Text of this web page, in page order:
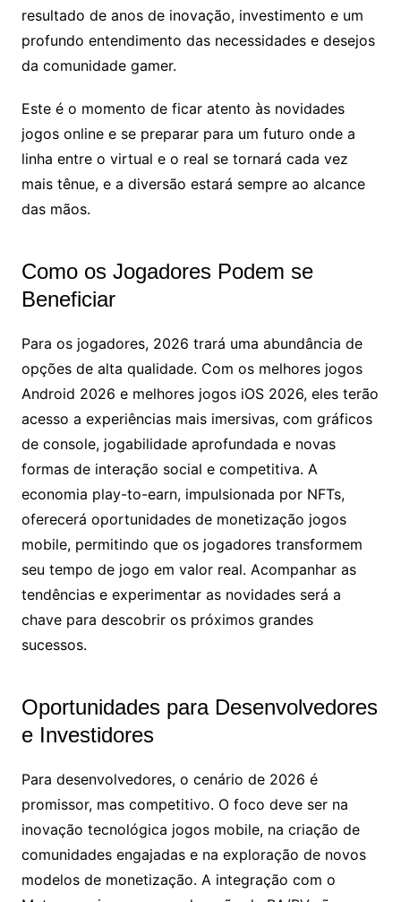
resultado de anos de inovação, investimento e um
profundo entendimento das necessidades e desejos
da comunidade gamer.
Este é o momento de ficar atento às novidades
jogos online e se preparar para um futuro onde a
linha entre o virtual e o real se tornará cada vez
mais tênue, e a diversão estará sempre ao alcance
das mãos.
Como os Jogadores Podem se
Beneficiar
Para os jogadores, 2026 trará uma abundância de
opções de alta qualidade. Com os melhores jogos
Android 2026 e melhores jogos iOS 2026, eles terão
acesso a experiências mais imersivas, com gráficos
de console, jogabilidade aprofundada e novas
formas de interação social e competitiva. A
economia play-to-earn, impulsionada por NFTs,
oferecerá oportunidades de monetização jogos
mobile, permitindo que os jogadores transformem
seu tempo de jogo em valor real. Acompanhar as
tendências e experimentar as novidades será a
chave para descobrir os próximos grandes
sucessos.
Oportunidades para Desenvolvedores
e Investidores
Para desenvolvedores, o cenário de 2026 é
promissor, mas competitivo. O foco deve ser na
inovação tecnológica jogos mobile, na criação de
comunidades engajadas e na exploração de novos
modelos de monetização. A integração com o